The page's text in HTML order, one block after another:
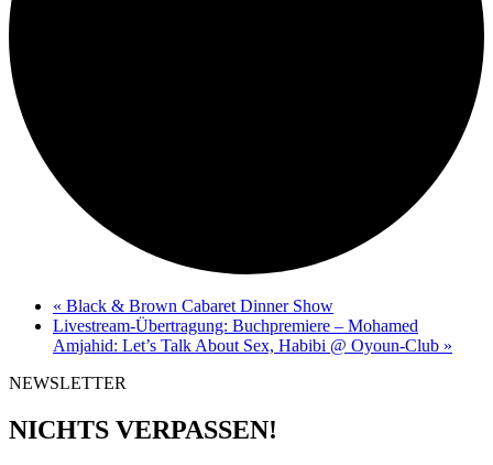
« Black & Brown Cabaret Dinner Show
Livestream-Übertragung: Buchpremiere – Mohamed
Amjahid: Let’s Talk About Sex, Habibi @ Oyoun-Club »
NEWSLETTER
NICHTS VERPASSEN!